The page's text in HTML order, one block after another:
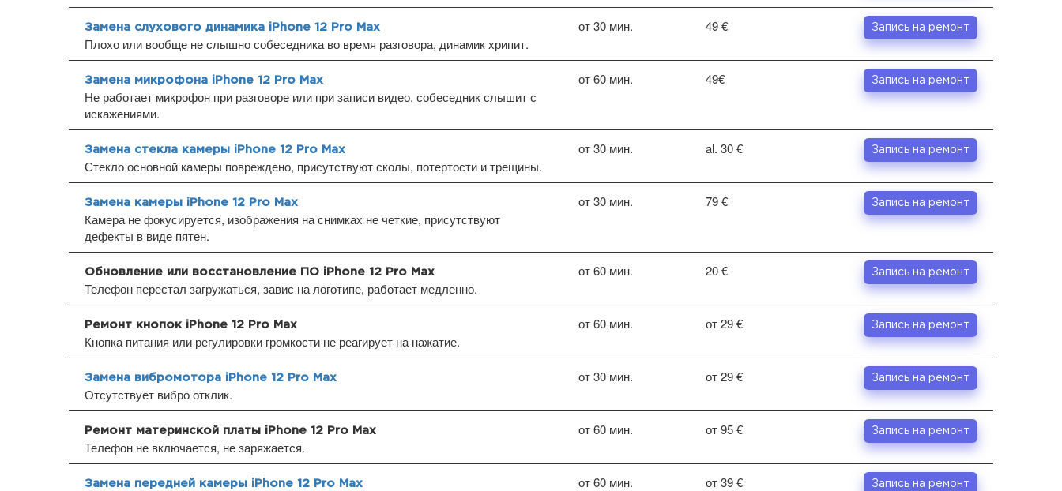
Замена слухового динамика iPhone 12 Pro Max
Плохо или вообще не слышно собеседника во время разговора, динамик хрипит.
от 30 мин. 49 € Запись на ремонт
Замена микрофона iPhone 12 Pro Max
Не работает микрофон при разговоре или при записи видео, собеседник слышит с
искажениями.
от 60 мин. 49€ Запись на ремонт
Замена стекла камеры iPhone 12 Pro Max
Стекло основной камеры повреждено, присутствуют сколы, потертости и трещины.
от 30 мин. al. 30 € Запись на ремонт
Замена камеры iPhone 12 Pro Max
Камера не фокусируется, изображения на снимках не четкие, присутствуют
дефекты в виде пятен.
от 30 мин. 79 € Запись на ремонт
Обновление или восстановление ПО iPhone 12 Pro Max
Телефон перестал загружаться, завис на логотипе, работает медленно.
от 60 мин. 20 € Запись на ремонт
Ремонт кнопок iPhone 12 Pro Max
Кнопка питания или регулировки громкости не реагирует на нажатие.
от 60 мин. от 29 € Запись на ремонт
Замена вибромотора iPhone 12 Pro Max
Отсутствует вибро отклик.
от 30 мин. от 29 € Запись на ремонт
Ремонт материнской платы iPhone 12 Pro Max
Телефон не включается, не заряжается.
от 60 мин. от 95 € Запись на ремонт
Замена передней камеры iPhone 12 Pro Max от 60 мин. от 39 € Запись на ремонт